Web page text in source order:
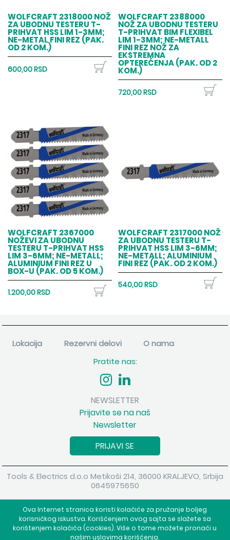
Ova Internet stranica koristi kolačiće za pružanje boljeg
korisničkog iskustva. Korišćenjem ovog sajta se slažete sa
korištenjem kolačića (cookies). Više o tome možete pronaći u
našim uslovima korišćenja.
WOLFCRAFT 2318000 NOŽ
ZA UBODNU TESTERU T-
PRIHVAT HSS LIM 1-3MM;
NE-METAL FINI REZ (PAK.
OD 2 KOM.)
600,00 RSD
WOLFCRAFT 2388000
NOŽ ZA UBODNU TESTERU
T-PRIHVAT BIM FLEXIBEL
LIM 1-3MM; NE-METALL
FINI REZ NOŽ ZA
EKSTREMNA
OPTEREĆENJA (PAK. OD 2
KOM.)
720,00 RSD
WOLFCRAFT 2367000
NOŽEVI ZA UBODNU
TESTERU T-PRIHVAT HSS
LIM 3-6MM; NE-METALL;
ALUMINIUM FINI REZ U
BOX-U (PAK. OD 5 KOM.)
1.200,00 RSD
WOLFCRAFT 2317000 NOŽ
ZA UBODNU TESTERU T-
PRIHVAT HSS LIM 3-6MM;
NE-METALL; ALUMINIUM
FINI REZ (PAK. OD 2 KOM.)
540,00 RSD
Lokacija Rezervni delovi
O nama
Pratite nas:
NEWSLETTER
Prijavite se na naš
Newsletter
PRIJAVI SE
Tools & Electrics d.o.o Metikoši 214, 36000 KRALJEVO, Srbija
0645975650
Powered byshopen.com